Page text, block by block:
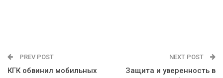
PREV POST
КГК обвинил мобильных
NEXT POST
Защита и уверенность в